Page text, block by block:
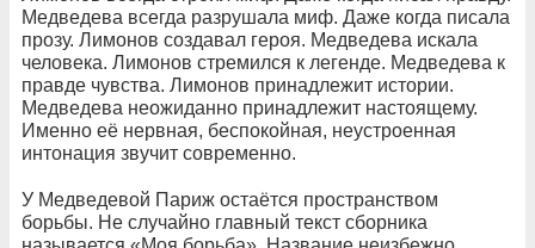
Медведева всегда разрушала миф. Даже когда писала
прозу. Лимонов создавал героя. Медведева искала
человека. Лимонов стремился к легенде. Медведева к
правде чувства. Лимонов принадлежит истории.
Медведева неожиданно принадлежит настоящему.
Именно её нервная, беспокойная, неустроенная
интонация звучит современно.
У Медведевой Париж остаётся пространством
борьбы. Не случайно главный текст сборника